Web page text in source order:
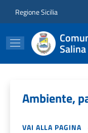
Regione Sicilia
Salina
Ambiente,
VAI ALLA PAGINA